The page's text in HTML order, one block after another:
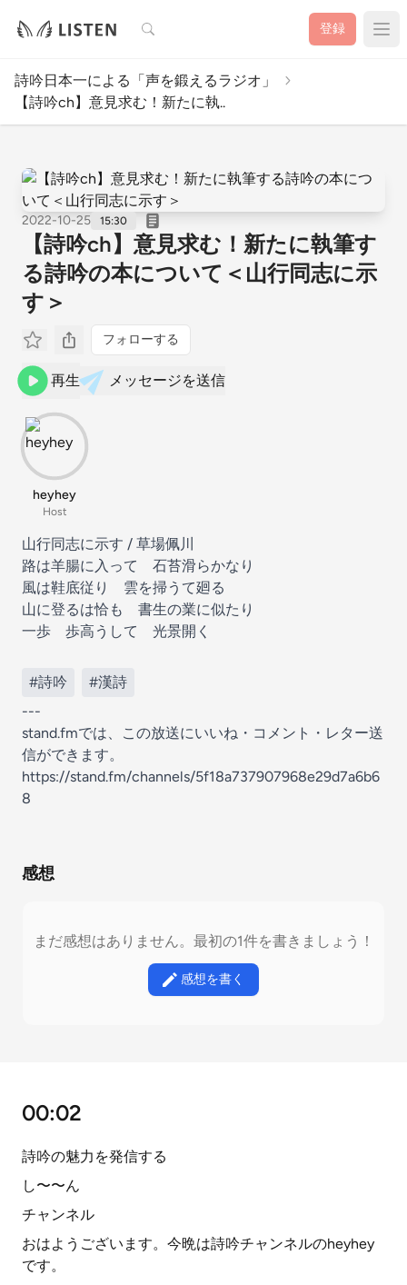
検索 登録
詩吟日本一による「声を鍛えるラジオ」
【詩吟ch】意見求む！新たに執..
2022-10-25 15:30
【詩吟ch】意見求む！新たに執筆す
る詩吟の本について＜山行同志に示
す＞
フォローする
再生 メッセージを送信
heyhey
Host
山行同志に示す / 草場佩川
路は羊腸に入って 石苔滑らかなり
風は鞋底従り 雲を掃うて廻る
山に登るは恰も 書生の業に似たり
一歩 歩高うして 光景開く
#詩吟
#漢詩
---
stand.fmでは、この放送にいいね・コメント・レター送
信ができます。
https://stand.fm/channels/5f18a737907968e29d7a6b6
8
感想
まだ感想はありません。最初の1件を書きましょう！
感想を書く
00:02
詩吟の魅力を発信する
し〜〜ん
チャンネル
おはようございます。今晩は詩吟チャンネルのheyhey
です。